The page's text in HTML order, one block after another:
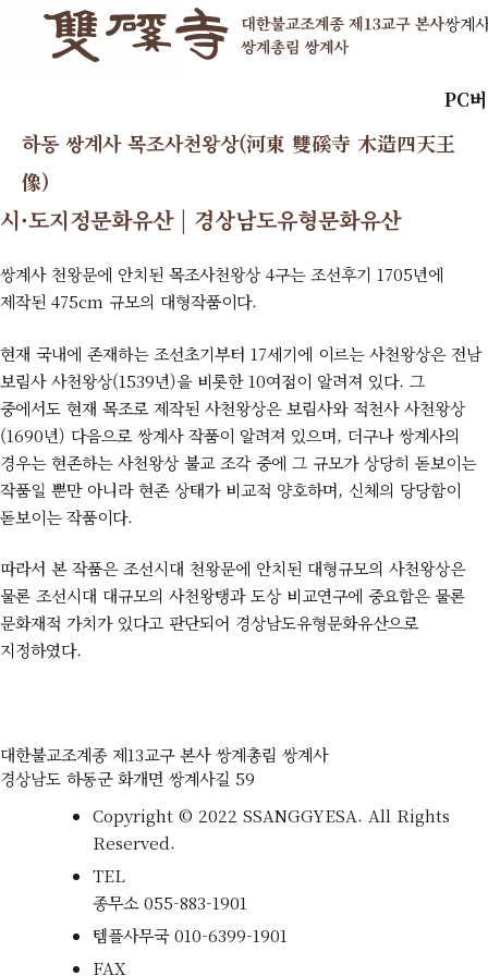
쌍계
PC
하동 쌍계사 목조사천왕상(河東 雙磎寺 木造四天王
像)
시·도지정문화유산 | 경상남도유형문화유산
쌍계사 천왕문에 안치된 목조사천왕상 4구는 조선후기 1705년에
제작된 475cm 규모의 대형작품이다.
현재 국내에 존재하는 조선초기부터 17세기에 이르는 사천왕상은 전남
보림사 사천왕상(1539년)을 비롯한 10여점이 알려져 있다. 그
중에서도 현재 목조로 제작된 사천왕상은 보림사와 적천사 사천왕상
(1690년) 다음으로 쌍계사 작품이 알려져 있으며, 더구나 쌍계사의
경우는 현존하는 사천왕상 불교 조각 중에 그 규모가 상당히 돋보이는
작품일 뿐만 아니라 현존 상태가 비교적 양호하며, 신체의 당당함이
돋보이는 작품이다.
따라서 본 작품은 조선시대 천왕문에 안치된 대형규모의 사천왕상은
물론 조선시대 대규모의 사천왕탱과 도상 비교연구에 중요함은 물론
문화재적 가치가 있다고 판단되어 경상남도유형문화유산으로
지정하였다.
대한불교조계종 제13교구 본사 쌍계총림 쌍계사
경상남도 하동군 화개면 쌍계사길 59
Copyright © 2022 SSANGGYESA. All Rights
Reserved.
TEL
종무소055-883-1901
템플사무국010-6399-1901
FAX